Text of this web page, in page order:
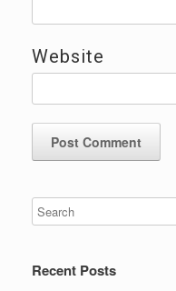
Website
Recent Posts